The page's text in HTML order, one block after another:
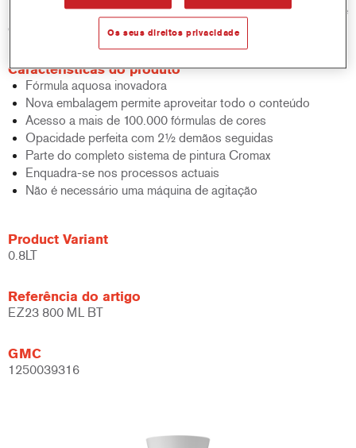
padrão de base bicamada aquosa em termos de desempenho e
eficiência.
Características do produto
Fórmula aquosa inovadora
Nova embalagem permite aproveitar todo o conteúdo
Acesso a mais de 100.000 fórmulas de cores
Opacidade perfeita com 2½ demãos seguidas
Parte do completo sistema de pintura Cromax
Enquadra-se nos processos actuais
Não é necessário uma máquina de agitação
Product Variant
0.8LT
Referência do artigo
EZ23 800 ML BT
GMC
1250039316
Os seus direitos privacidade